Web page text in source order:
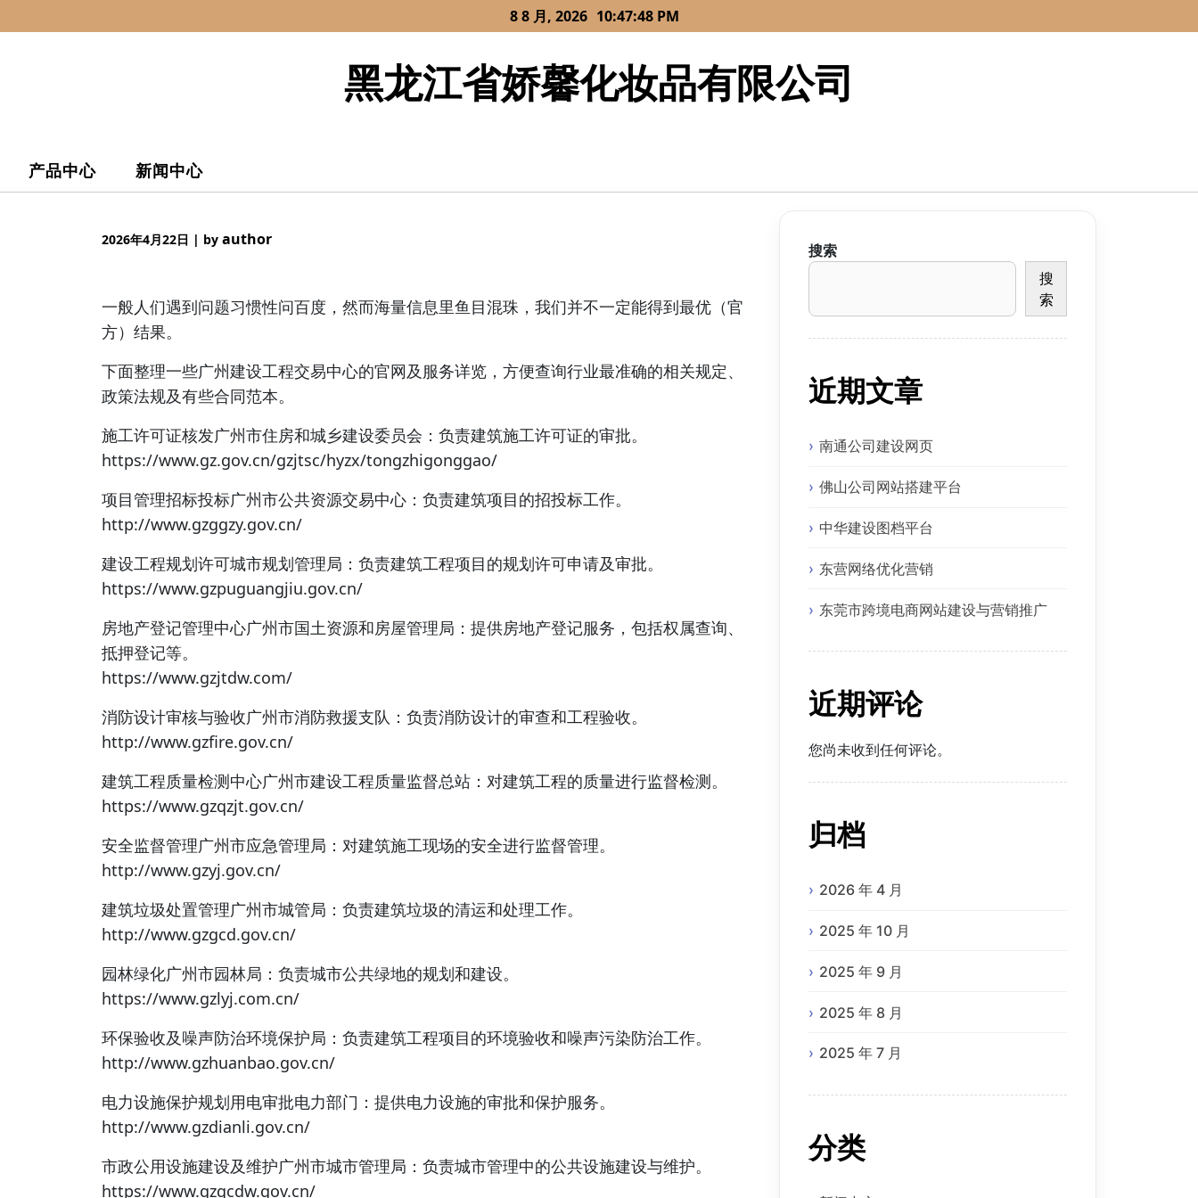
to
8 8 月, 2026 10:47:48 PM
黑龙江省娇馨化妆品有限公司
产品中心 新闻中心
2026年4月22日 | by author
一般人们遇到问题习惯性问百度，然而海量信息里鱼目混珠，我们并不一定能得到最优（官
方）结果。
下面整理一些广州建设工程交易中心的官网及服务详览，方便查询行业最准确的相关规定、
政策法规及有些合同范本。
施工许可证核发广州市住房和城乡建设委员会：负责建筑施工许可证的审批。
https://www.gz.gov.cn/gzjtsc/hyzx/tongzhigonggao/
项目管理招标投标广州市公共资源交易中心：负责建筑项目的招投标工作。
http://www.gzggzy.gov.cn/
建设工程规划许可城市规划管理局：负责建筑工程项目的规划许可申请及审批。
https://www.gzpuguangjiu.gov.cn/
房地产登记管理中心广州市国土资源和房屋管理局：提供房地产登记服务，包括权属查询、
抵押登记等。
https://www.gzjtdw.com/
消防设计审核与验收广州市消防救援支队：负责消防设计的审查和工程验收。
http://www.gzfire.gov.cn/
建筑工程质量检测中心广州市建设工程质量监督总站：对建筑工程的质量进行监督检测。
https://www.gzqzjt.gov.cn/
安全监督管理广州市应急管理局：对建筑施工现场的安全进行监督管理。
http://www.gzyj.gov.cn/
建筑垃圾处置管理广州市城管局：负责建筑垃圾的清运和处理工作。
http://www.gzgcd.gov.cn/
园林绿化广州市园林局：负责城市公共绿地的规划和建设。
https://www.gzlyj.com.cn/
环保验收及噪声防治环境保护局：负责建筑工程项目的环境验收和噪声污染防治工作。
http://www.gzhuanbao.gov.cn/
电力设施保护规划用电审批电力部门：提供电力设施的审批和保护服务。
http://www.gzdianli.gov.cn/
市政公用设施建设及维护广州市城市管理局：负责城市管理中的公共设施建设与维护。
https://www.gzgcdw.gov.cn/
搜索
搜
索
近期文章
南通公司建设网页
佛山公司网站搭建平台
中华建设图档平台
东营网络优化营销
东莞市跨境电商网站建设与营销推广
近期评论
您尚未收到任何评论。
归档
2026 年 4 月
2025 年 10 月
2025 年 9 月
2025 年 8 月
2025 年 7 月
分类